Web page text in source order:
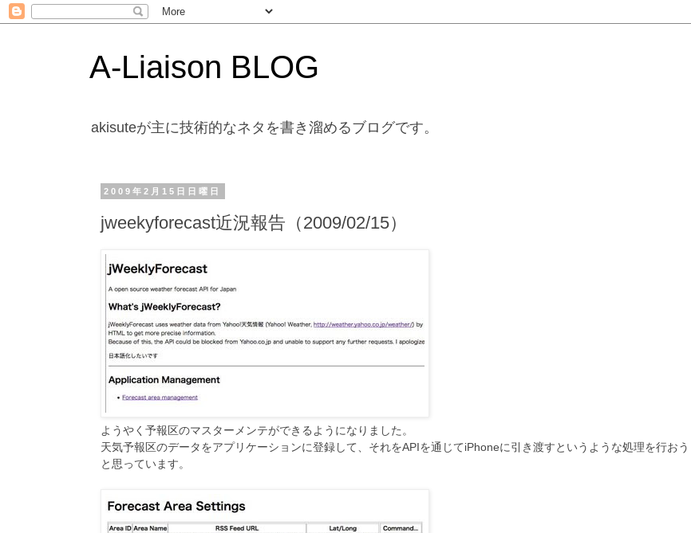
A-Liaison BLOG
akisuteが主に技術的なネタを書き溜めるブログです。
2009年2月15日日曜日
jweekyforecast近況報告（2009/02/15）
ようやく予報区のマスターメンテができるようになりました。
天気予報区のデータをアプリケーションに登録して、それをAPIを通じてiPhoneに引き渡すというような処理を行おう
と思っています。